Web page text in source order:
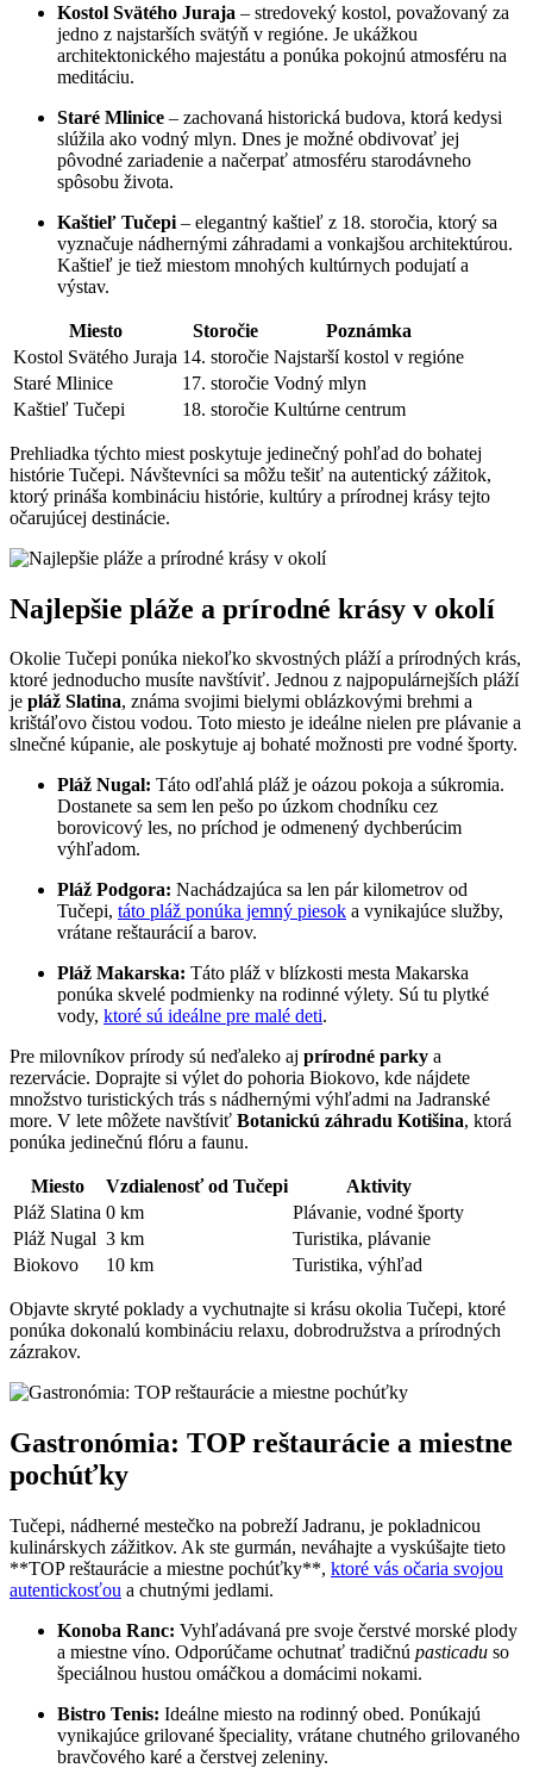
Kostol Svätého Juraja – stredoveký kostol, považovaný za
jedno z najstarších svätýň v regióne. Je ukážkou
architektonického majestátu a ponúka pokojnú atmosféru na
meditáciu.
Staré Mlinice – zachovaná historická budova, ktorá kedysi
slúžila ako vodný mlyn. Dnes je možné obdivovať jej
pôvodné zariadenie a načerpať atmosféru starodávneho
spôsobu života.
Kaštieľ Tučepi – elegantný kaštieľ z 18. storočia, ktorý sa
vyznačuje nádhernými záhradami a vonkajšou architektúrou.
Kaštieľ je tiež miestom mnohých kultúrnych podujatí a
výstav.
Miesto Storočie
Poznámka
Kostol Svätého Juraja 14. storočie Najstarší kostol v regióne
Staré Mlinice
17. storočie Vodný mlyn
Kaštieľ Tučepi
18. storočie Kultúrne centrum
Prehliadka týchto miest poskytuje jedinečný pohľad do bohatej
histórie Tučepi. Návštevníci sa môžu tešiť na autentický zážitok,
ktorý prináša kombináciu histórie, kultúry a prírodnej krásy tejto
očarujúcej destinácie.
Najlepšie pláže a prírodné krásy v okolí
Okolie Tučepi ponúka niekoľko skvostných pláží a prírodných krás,
ktoré jednoducho musíte navštíviť. Jednou z najpopulárnejších pláží
je pláž Slatina, známa svojimi bielymi oblázkovými brehmi a
krištáľovo čistou vodou. Toto miesto je ideálne nielen pre plávanie a
slnečné kúpanie, ale poskytuje aj bohaté možnosti pre vodné športy.
Pláž Nugal: Táto odľahlá pláž je oázou pokoja a súkromia.
Dostanete sa sem len pešo po úzkom chodníku cez
borovicový les, no príchod je odmenený dychberúcim
výhľadom.
Pláž Podgora: Nachádzajúca sa len pár kilometrov od
Tučepi, táto pláž ponúka jemný piesok a vynikajúce služby,
vrátane reštaurácií a barov.
Pláž Makarska: Táto pláž v blízkosti mesta Makarska
ponúka skvelé podmienky na rodinné výlety. Sú tu plytké
vody, ktoré sú ideálne pre malé deti.
Pre milovníkov prírody sú neďaleko aj prírodné parky a
rezervácie. Doprajte si výlet do pohoria Biokovo, kde nájdete
množstvo turistických trás s nádhernými výhľadmi na Jadranské
more. V lete môžete navštíviť Botanickú záhradu Kotišina, ktorá
ponúka jedinečnú flóru a faunu.
Miesto Vzdialenosť od Tučepi
Aktivity
Pláž Slatina 0 km
Plávanie, vodné športy
Pláž Nugal 3 km
Turistika, plávanie
Biokovo
10 km Turistika, výhľad
Objavte skryté poklady a vychutnajte si krásu okolia Tučepi, ktoré
ponúka dokonalú kombináciu relaxu, dobrodružstva a prírodných
zázrakov.
Gastronómia: TOP reštaurácie a miestne
pochúťky
Tučepi, nádherné mestečko na pobreží Jadranu, je pokladnicou
kulinárskych zážitkov. Ak ste gurmán, neváhajte a vyskúšajte tieto
**TOP reštaurácie a miestne pochúťky**, ktoré vás očaria svojou
autentickosťou a chutnými jedlami.
Konoba Ranc: Vyhľadávaná pre svoje čerstvé morské plody
a miestne víno. Odporúčame ochutnať tradičnú pasticadu so
špeciálnou hustou omáčkou a domácimi nokami.
Bistro Tenis: Ideálne miesto na rodinný obed. Ponúkajú
vynikajúce grilované špeciality, vrátane chutného grilovaného
bravčového karé a čerstvej zeleniny.